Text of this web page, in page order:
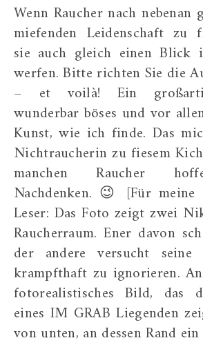
Wenn Raucher nach nebenan gehen, um ihrer
miefenden Leidenschaft zu
sie auch gleich einen
werfen. Bitte richten Sie die
– et voilà! Ein
wunderbar böses und vor
Kunst, wie ich finde. Das
Nichtraucherin zu fiesem
manchen Raucher
Nachdenken. 😉 [Für meine
Leser: Das Foto zeigt zwei
Raucherraum. Ener davon
der andere versucht
krampfthaft zu ignorieren.
fotorealistisches Bild, das
eines IM GRAB Liegenden
von unten, an dessen Rand